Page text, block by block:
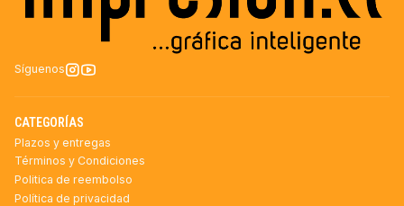
Síguenos
CATEGORÍAS
Plazos y entregas
Términos y Condiciones
Politica de reembolso
Política de privacidad